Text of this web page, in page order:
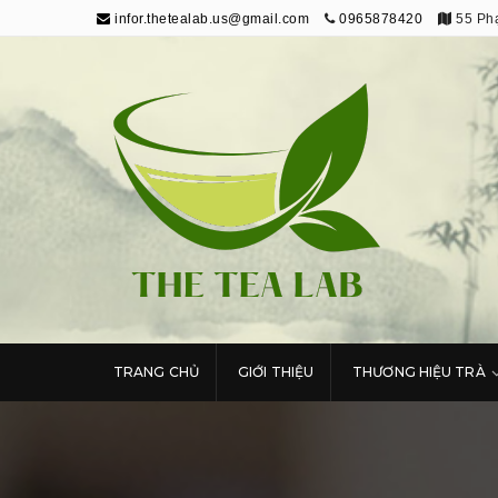
infor.thetealab.us@gmail.com 0965878420 55
The Tea Lab
Trang Thông Tin Về Trà
TRANG CHỦ GIỚI THIỆU THƯƠNG HIỆU TRÀ